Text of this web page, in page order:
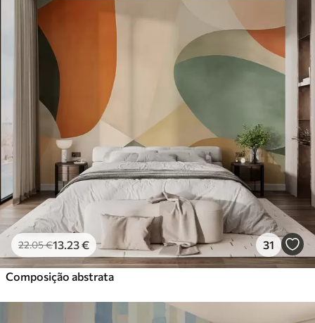
22.05€13 .23€ 31
Composição abstrata